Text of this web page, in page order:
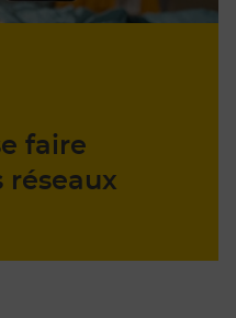
faire
réseaux